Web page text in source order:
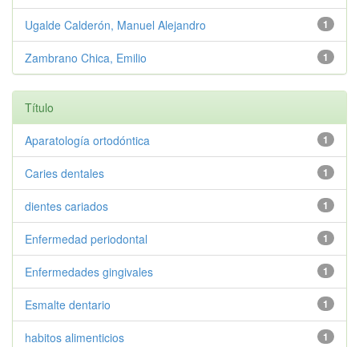
1
Ugalde Calderón, Manuel Alejandro
1
Zambrano Chica, Emilio
Título
1
Aparatología ortodóntica
1
Caries dentales
1
dientes cariados
1
Enfermedad periodontal
1
Enfermedades gingivales
1
Esmalte dentario
1
habitos alimenticios